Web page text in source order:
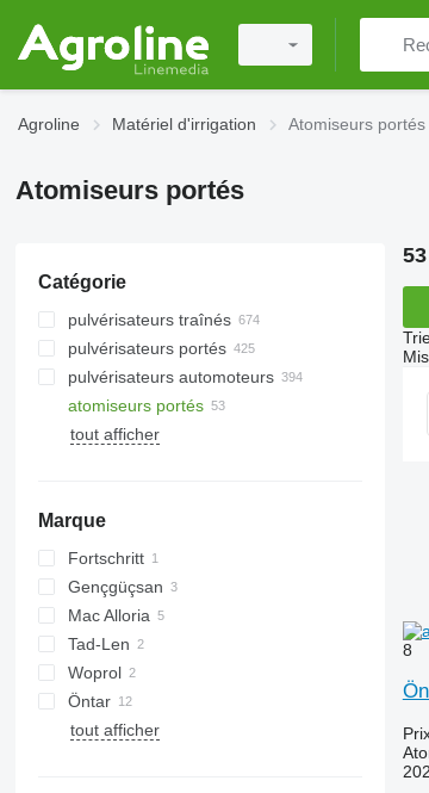
Agroline Matériel d'irrigation Atomiseurs portés
Atomiseurs portés
Catégorie
pulvérisateurs traînés
pulvérisateurs portés
pulvérisateurs automoteurs
atomiseurs portés
tout afficher
Marque
Fortschritt
T series
Gençgüçsan
Mac Alloria
Tad-Len
Woprol
Öntar
tout afficher
8